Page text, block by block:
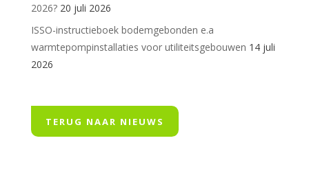
2026? 20 juli 2026
ISSO-instructieboek bodemgebonden e.a
warmtepompinstallaties voor utiliteitsgebouwen 14 juli
2026
TERUG NAAR NIEUWS